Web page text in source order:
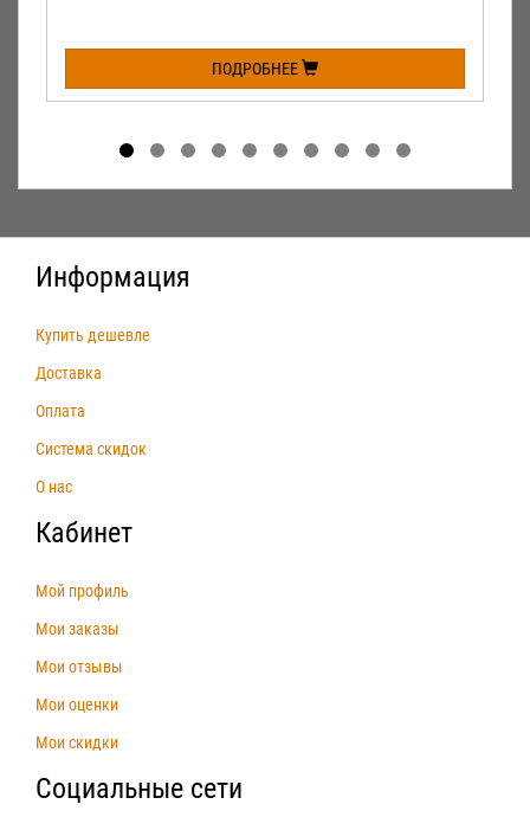
ПОДРОБНЕЕ
Информация
Купить дешевле
Доставка
Оплата
Система скидок
О нас
Кабинет
Мой профиль
Мои заказы
Мои отзывы
Мои оценки
Мои скидки
Социальные сети